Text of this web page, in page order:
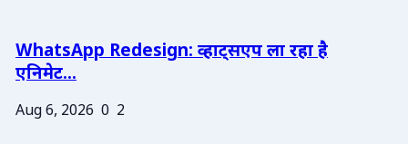
WhatsApp Redesign: व्हाट्सएप ला रहा है
एनिमेट...
Aug 6, 2026 0 2